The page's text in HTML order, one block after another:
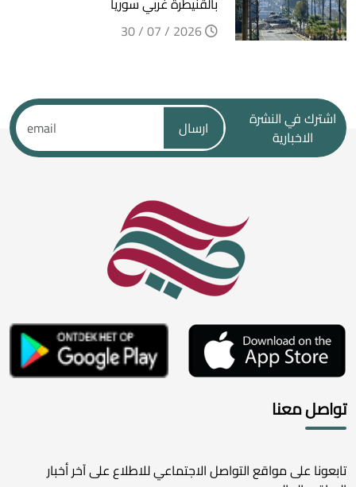
اشترك في النشرة
الاخبارية
ارسال
تواصل معنا
تابعونا على مواقع التواصل الاجتماعي للاطلاع على آخر أخبار